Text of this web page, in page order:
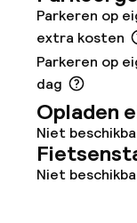
Parkeren op
extra kosten
Parkeren op
dag
Opladen
Niet
Niet